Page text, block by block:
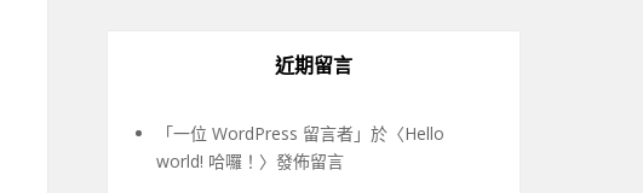
近期留言
「一位 WordPress 留言者 」於〈Hello
world! 哈囉！ 〉發佈留言